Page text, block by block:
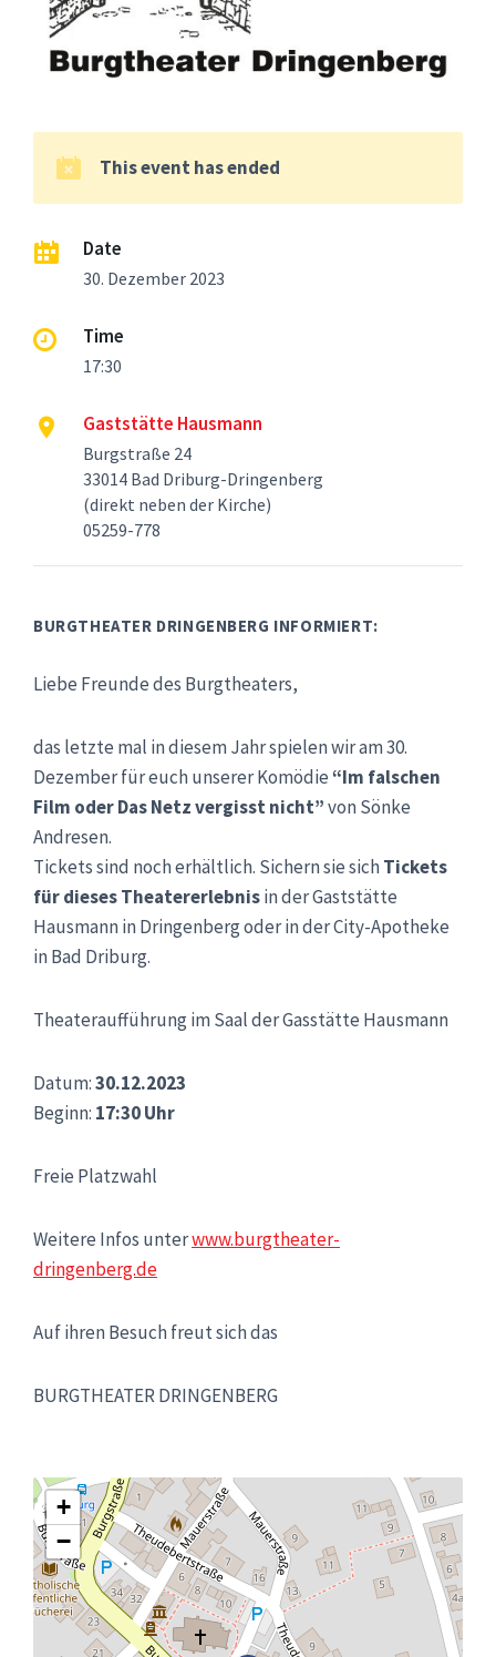
This event has ended
Date
30. Dezember 2023
Time
17:30
Gaststätte Hausmann
Burgstraße 24
33014 Bad Driburg-Dringenberg
(direkt neben der Kirche)
05259-778
BURGTHEATER DRINGENBERG INFORMIERT:
Liebe Freunde des Burgtheaters,
das letzte mal in diesem Jahr spielen wir am 30.
Dezember für euch unserer Komödie“Im falschen
Film oder Das Netz vergisst nicht”von Sönke
Andresen.
Tickets sind noch erhältlich. Sichern sie sichTickets
für dieses Theatererlebnisin der Gaststätte
Hausmann in Dringenberg oder in der City-Apotheke
in Bad Driburg.
Theateraufführung im Saal der Gasstätte Hausmann
Datum:30.12.2023
Beginn: 17:30 Uhr
Freie Platzwahl
Weitere Infos unterwww.burgtheater-
dringenberg.de
Auf ihren Besuch freut sich das
BURGTHEATER DRINGENBERG
+
−